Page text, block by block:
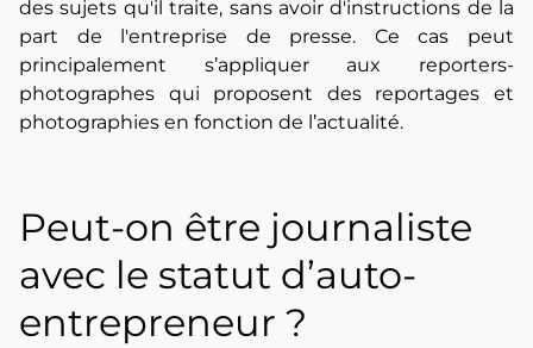
des sujets qu'il traite, sans avoir d'instructions de la
part de l'entreprise de presse. Ce cas peut
principalement s’appliquer aux reporters-
photographes qui proposent des reportages et
photographies en fonction de l’actualité.
Peut-on être journaliste
avec le statut d’auto-
entrepreneur ?